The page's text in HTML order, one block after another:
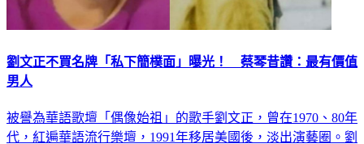
劉文正不買名牌「私下簡樸面」曝光！ 蔡琴昔讚：最有價值
被譽為華語歌壇「偶像始祖」的歌手劉文正，曾在1970、80年